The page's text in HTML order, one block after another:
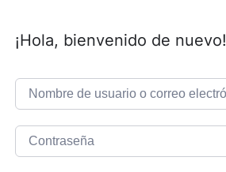
¡Hola, bienvenido de nuevo!